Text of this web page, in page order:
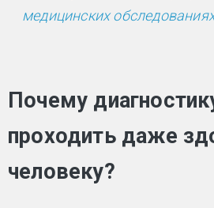
медицинских
Почему
проходить даже
человеку?